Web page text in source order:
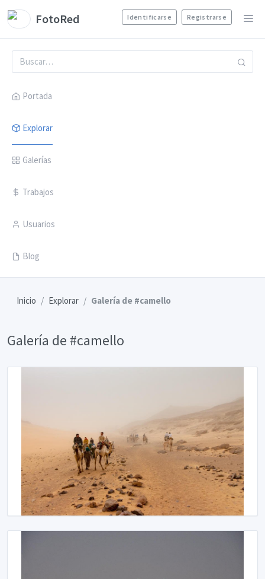
FotoRed Identificarse Registrarse
Portada
Explorar
Galerías
Trabajos
Usuarios
Blog
Inicio Explorar Galería de #camello
Galería de #camello